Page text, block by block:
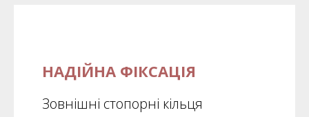
НАДІЙНА ФІКСАЦІЯ
Зовнішні стопорні кільця